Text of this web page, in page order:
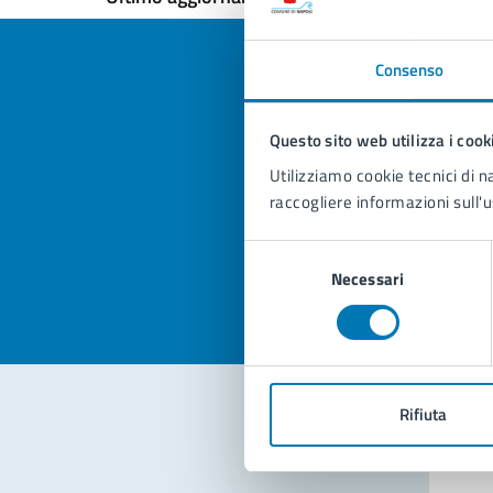
Consenso
Questo sito web utilizza i
Utilizziamo cookie tecnici di
raccogliere informazioni
Necessari
Rifiuta